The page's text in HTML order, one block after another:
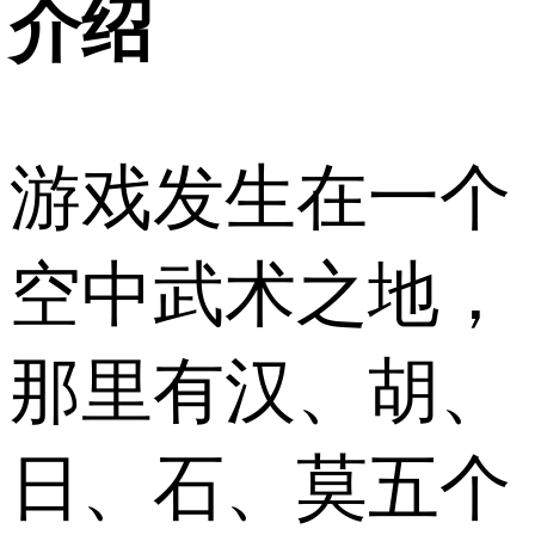
介绍
游戏发生在一个
空中武术之地，
那里有汉、胡、
日、石、莫五个